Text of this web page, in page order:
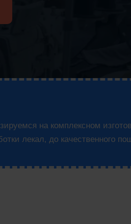
на комплексном
лекал, до качественного